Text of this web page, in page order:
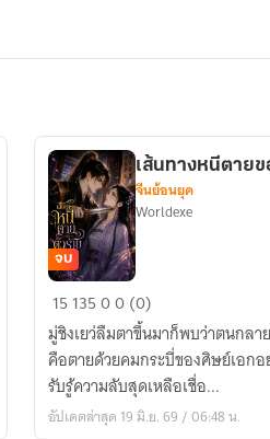
เส้น
ทาง
หนี
ตาย
ของ
ตัว
จบ
เส้นทางหนีตาย
จีนย้อนยุค
Worldexe
15 13500 (0)
มู่ชิงเยว่ลืมตาขึ้นมาก็พบว่าตนกลา
คือตายด้วยคมกระบี่ของศิษย์เอก
รับรู้ความลับสุดเหลือเชื่อ...
อัปเดตล่าสุด 19 มิ.ย. 69 / 06:48 น.